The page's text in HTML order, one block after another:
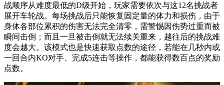
战顺序从难度最低的D级开始，玩家需要依次与这12名挑战者
展开车轮战。每场挑战后只能恢复固定量的体力和损伤，由于
身体各部位累积的伤害无法完全清零，需警惕因伤势过重而被
瞬间击倒；而且一旦被击倒就无法续关重来，越往后的挑战难
度会越大。该模式也是快速获取点数的途径，若能在几秒内或
一回合内KO对手、完成5连击等操作，都能获得数百点的奖励
点数。